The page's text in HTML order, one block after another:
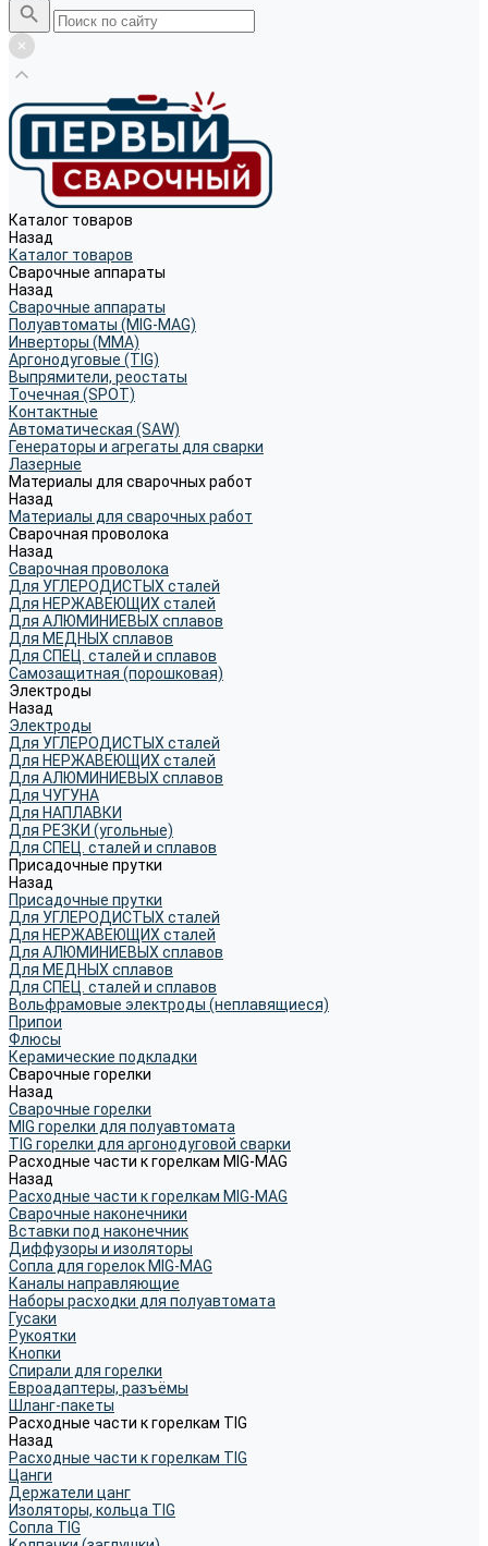
Каталог товаров
Назад
Каталог товаров
Сварочные аппараты
Назад
Сварочные аппараты
Полуавтоматы (MIG-MAG)
Инверторы (MMA)
Аргонодуговые (TIG)
Выпрямители, реостаты
Точечная (SPOT)
Контактные
Автоматическая (SAW)
Генераторы и агрегаты для сварки
Лазерные
Материалы для сварочных работ
Назад
Материалы для сварочных работ
Сварочная проволока
Назад
Сварочная проволока
Для УГЛЕРОДИСТЫХ сталей
Для НЕРЖАВЕЮЩИХ сталей
Для АЛЮМИНИЕВЫХ сплавов
Для МЕДНЫХ сплавов
Для СПЕЦ. сталей и сплавов
Самозащитная (порошковая)
Электроды
Назад
Электроды
Для УГЛЕРОДИСТЫХ сталей
Для НЕРЖАВЕЮЩИХ сталей
Для АЛЮМИНИЕВЫХ сплавов
Для ЧУГУНА
Для НАПЛАВКИ
Для РЕЗКИ (угольные)
Для СПЕЦ. сталей и сплавов
Присадочные прутки
Назад
Присадочные прутки
Для УГЛЕРОДИСТЫХ сталей
Для НЕРЖАВЕЮЩИХ сталей
Для АЛЮМИНИЕВЫХ сплавов
Для МЕДНЫХ сплавов
Для СПЕЦ. сталей и сплавов
Вольфрамовые электроды (неплавящиеся)
Припои
Флюсы
Керамические подкладки
Сварочные горелки
Назад
Сварочные горелки
MIG горелки для полуавтомата
TIG горелки для аргонодуговой сварки
Расходные части к горелкам MIG-MAG
Назад
Расходные части к горелкам MIG-MAG
Сварочные наконечники
Вставки под наконечник
Диффузоры и изоляторы
Сопла для горелок MIG-MAG
Каналы направляющие
Наборы расходки для полуавтомата
Гусаки
Рукоятки
Кнопки
Спирали для горелки
Евроадаптеры, разъёмы
Шланг-пакеты
Расходные части к горелкам TIG
Назад
Расходные части к горелкам TIG
Цанги
Держатели цанг
Изоляторы, кольца TIG
Сопла TIG